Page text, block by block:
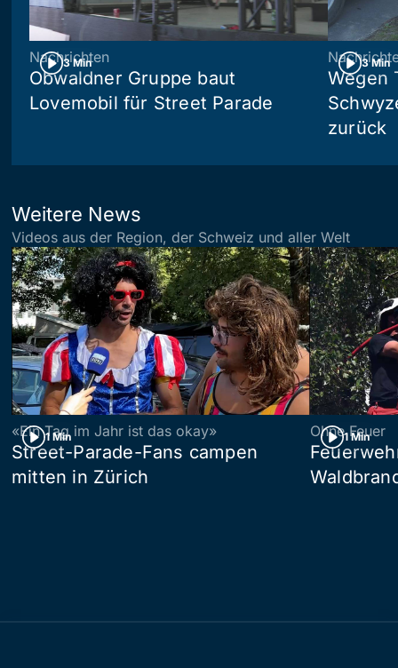
3 Min
Nachrichten
Obwaldner Gruppe baut
Lovemobil für Street Parade
3 Min
Wegen
zurück
Weitere News
Videos aus der Region, der Schweiz und aller Welt
1 Min
«Ein Tag im Jahr ist das okay»
Street-Parade-Fans campen
mitten in Zürich
1 Min
Ohne Feuer